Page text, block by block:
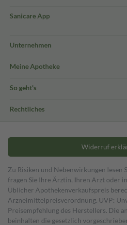
Sanicare App
Unternehmen
Meine Apotheke
So geht's
Rechtliches
Widerruf
Zu Risiken und Nebenwirkungen lesen
fragen Sie Ihre Ärztin, Ihren Arzt oder
Üblicher Apothekenverkaufspreis
Arzneimittelpreisverordnung. UVP:
Preisempfehlung des Herstellers. Die
beinhalten die gesetzlich